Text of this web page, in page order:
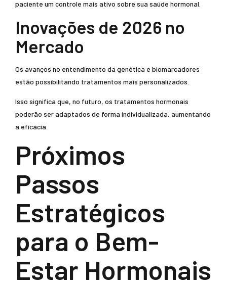
paciente um controle mais ativo sobre sua saúde hormonal.
Inovações de 2026 no
Mercado
Os avanços no entendimento da genética e biomarcadores
estão possibilitando tratamentos mais personalizados.
Isso significa que, no futuro, os tratamentos hormonais
poderão ser adaptados de forma individualizada, aumentando
a eficácia.
Próximos
Passos
Estratégicos
para o Bem-
Estar Hormonais